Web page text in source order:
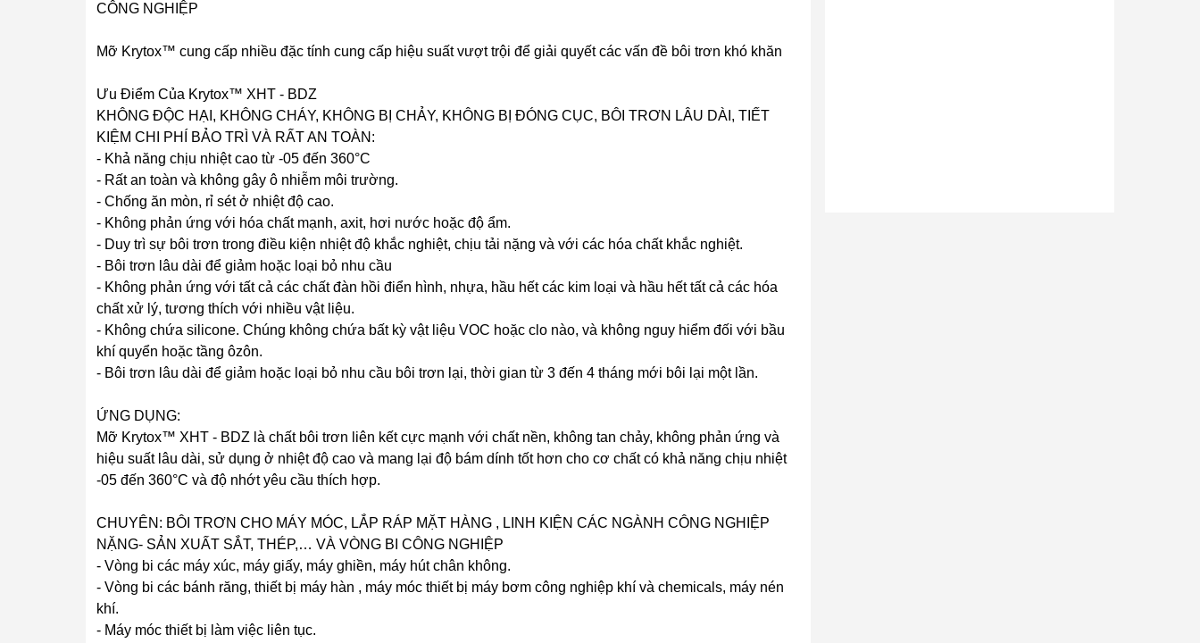
CÔNG NGHIỆP
Mỡ Krytox™ cung cấp nhiều đặc tính cung cấp hiệu suất vượt trội để giải quyết các vấn đề bôi trơn khó khăn
Ưu Điểm Của Krytox™ XHT - BDZ
KHÔNG ĐỘC HẠI, KHÔNG CHÁY, KHÔNG BỊ CHẢY, KHÔNG BỊ ĐÓNG CỤC, BÔI TRƠN LÂU DÀI, TIẾT
KIỆM CHI PHÍ BẢO TRÌ VÀ RẤT AN TOÀN:
- Khả năng chịu nhiệt cao từ -05 đến 360°C​
- Rất an toàn và không gây ô nhiễm môi trường.​
- Chống ăn mòn, rỉ sét ở nhiệt độ cao.
- Không phản ứng với hóa chất mạnh, axit, hơi nước hoặc độ ẩm.
- Duy trì sự bôi trơn trong điều kiện nhiệt độ khắc nghiệt, chịu tải nặng và với các hóa chất khắc nghiệt.
- Bôi trơn lâu dài để giảm hoặc loại bỏ nhu cầu
- Không phản ứng với tất cả các chất đàn hồi điển hình, nhựa, hầu hết các kim loại và hầu hết tất cả các hóa
chất xử lý, tương thích với nhiều vật liệu.​
- Không chứa silicone. Chúng không chứa bất kỳ vật liệu VOC hoặc clo nào, và không nguy hiểm đối với bầu
khí quyển hoặc tầng ôzôn.​
- Bôi trơn lâu dài để giảm hoặc loại bỏ nhu cầu bôi trơn lại, thời gian từ 3 đến 4 tháng mới bôi lại một lần.
ỨNG DỤNG:
Mỡ Krytox™ XHT - BDZ là chất bôi trơn liên kết cực mạnh với chất nền, không tan chảy, không phản ứng và
hiệu suất lâu dài, sử dụng ở nhiệt độ cao và mang lại độ bám dính tốt hơn cho cơ chất có khả năng chịu nhiệt
-05 đến 360°C và độ nhớt yêu cầu thích hợp.
CHUYÊN: BÔI TRƠN CHO MÁY MÓC, LẮP RÁP MẶT HÀNG , LINH KIỆN CÁC NGÀNH CÔNG NGHIỆP
NẶNG- SẢN XUẤT SẮT, THÉP,… VÀ VÒNG BI CÔNG NGHIỆP
- Vòng bi các máy xúc, máy giấy, máy ghiền, máy hút chân không.
- Vòng bi các bánh răng, thiết bị máy hàn , máy móc thiết bị máy bơm công nghiệp khí và chemicals, máy nén
khí.
- Máy móc thiết bị làm việc liên tục.